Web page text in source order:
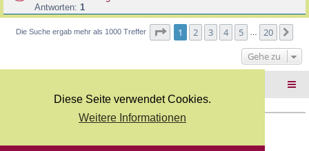
Diese Seite verwendet Cookies.
Weitere Informationen
t
r
g
e
r
B
e
r
Antworten: 1
Die Suche ergab mehr als 1000 Treffer Seite von
1 2 3 4 5 20
Gehe zu
Deutsche Übersetzung durchphpBB.de